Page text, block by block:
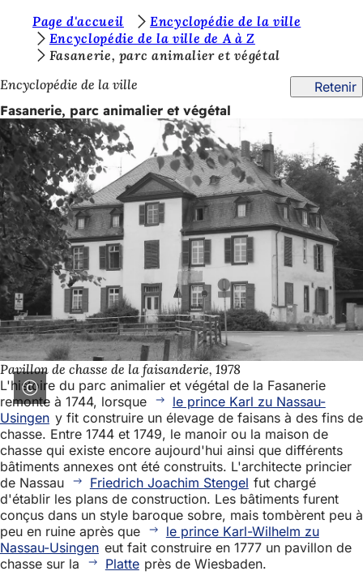
Accéder au contenu
u
s
ê
t
e
s
i
c
i
:
Page d'accueil
Encyclopédie de la ville
Encyclopédie de la ville de A à Z
Fasanerie, parc animalier et végétal
Encyclopédie de la ville
Retenir
Fasanerie, parc animalier et végétal
Pavillon de chasse de la faisanderie, 1978
L'histoire du parc animalier et végétal de la Fasanerie
remonte à 1744, lorsque
le prince Karl zu Nassau-
Usingen y fit construire un élevage de faisans à des fins de
chasse. Entre 1744 et 1749, le manoir ou la maison de
chasse qui existe encore aujourd'hui ainsi que différents
bâtiments annexes ont été construits. L'architecte princier
de Nassau
Friedrich Joachim Stengel fut chargé
d'établir les plans de construction. Les bâtiments furent
conçus dans un style baroque sobre, mais tombèrent peu à
peu en ruine après que
le prince Karl-Wilhelm zu
Nassau-Usingen eut fait construire en 1777 un pavillon de
chasse sur la
Platte près de Wiesbaden.